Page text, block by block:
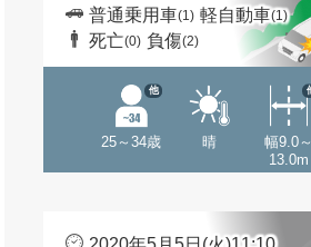
普通乗用車(1) 軽自動車(1)
死亡(0) 負傷(2)
25～34歳
他
晴
幅9.0～
13.0m